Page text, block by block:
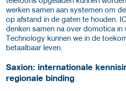
werken samen aan systemen om
op afstand in de gaten te houden.
denken samen na over domotica in
Technology kunnen we in de
betaalbaar leven.
Saxion: internationale
regionale binding